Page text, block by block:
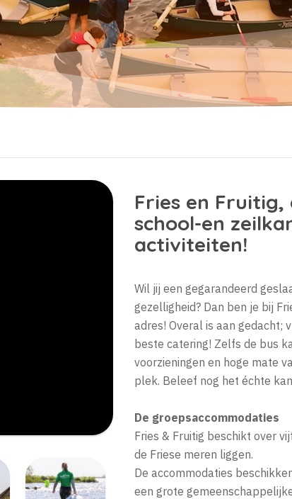
Fries en
school-en
activiteiten!
Wil jij een gegarandeerd
gezelligheid? Dan ben je bij
adres! Overal is aan gedacht;
beste catering! Zelfs de bus
voorzieningen en hoge mate
plek. Beleef nog het échte
De groepsaccommodaties
Fries & Fruitig beschikt over
de Friese meren liggen.
De accommodaties
een grote